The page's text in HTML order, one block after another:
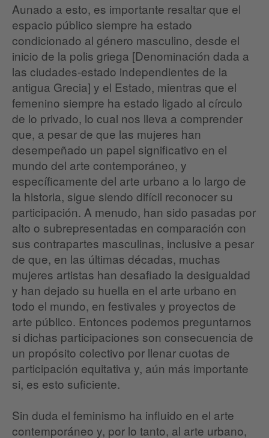
Aunado a esto, es importante resaltar que el
espacio público siempre ha estado
condicionado al género masculino, desde el
inicio de la polis griega [Denominación dada a
las ciudades-estado independientes de la
antigua Grecia] y el Estado, mientras que el
femenino siempre ha estado ligado al círculo
de lo privado, lo cual nos lleva a comprender
que, a pesar de que las mujeres han
desempeñado un papel significativo en el
mundo del arte contemporáneo, y
específicamente del arte urbano a lo largo de
la historia, sigue siendo difícil reconocer su
participación. A menudo, han sido pasadas por
alto o subrepresentadas en comparación con
sus contrapartes masculinas, inclusive a pesar
de que, en las últimas décadas, muchas
mujeres artistas han desafiado la desigualdad
y han dejado su huella en el arte urbano en
todo el mundo, en festivales y proyectos de
arte público. Entonces podemos preguntarnos
si dichas participaciones son consecuencia de
un propósito colectivo por llenar cuotas de
participación equitativa y, aún más importante
si, es esto suficiente.
Sin duda el feminismo ha influido en el arte
contemporáneo y, por lo tanto, al arte urbano,